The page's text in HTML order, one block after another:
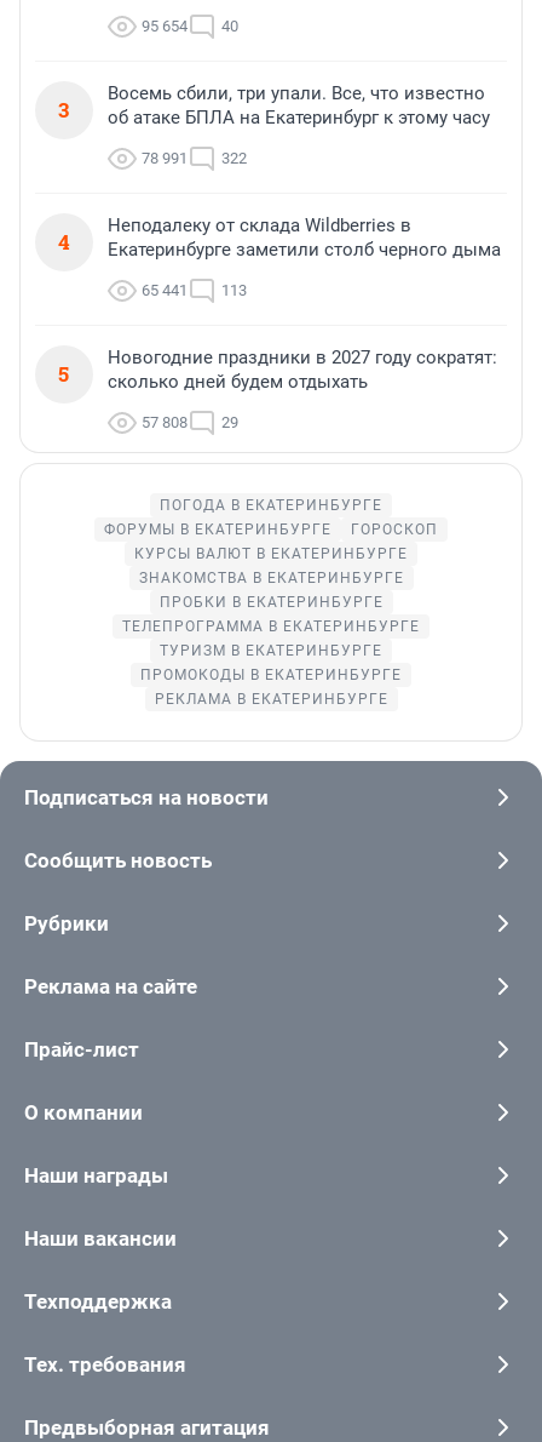
95 654 40
3
Восемь сбили, три упали. Все, что известно
об атаке БПЛА на Екатеринбург к этому часу
78 991 322
4
Неподалеку от склада Wildberries в
Екатеринбурге заметили столб черного дыма
65 441 113
5
Новогодние праздники в 2027 году сократят:
сколько дней будем отдыхать
57 808 29
ПОГОДА В ЕКАТЕРИНБУРГЕ
ФОРУМЫ В ЕКАТЕРИНБУРГЕ
ГОРОСКОП
КУРСЫ ВАЛЮТ В ЕКАТЕРИНБУРГЕ
ЗНАКОМСТВА В ЕКАТЕРИНБУРГЕ
ПРОБКИ В ЕКАТЕРИНБУРГЕ
ТЕЛЕПРОГРАММА В ЕКАТЕРИНБУРГЕ
ТУРИЗМ В ЕКАТЕРИНБУРГЕ
ПРОМОКОДЫ В ЕКАТЕРИНБУРГЕ
РЕКЛАМА В ЕКАТЕРИНБУРГЕ
Подписаться на новости
Сообщить новость
Рубрики
Реклама на сайте
Прайс-лист
О компании
Наши награды
Наши вакансии
Техподдержка
Тех. требования
Предвыборная агитация